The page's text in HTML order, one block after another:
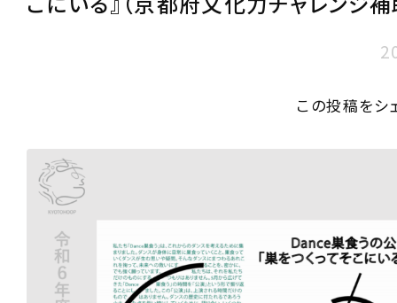
この投稿をシ